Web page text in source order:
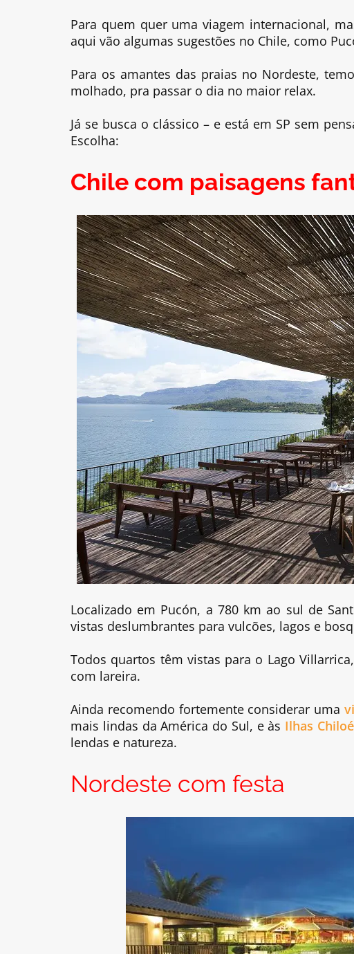
Para quem quer uma viagem internacional,
aqui vão algumas sugestões no Chile, como
Para os amantes das praias no Nordeste,
molhado, pra passar o dia no maior relax.
Já se busca o clássico – e está em SP sem
Escolha:
Chile com paisagens
Localizado em Pucón, a 780 km ao sul de
vistas deslumbrantes para vulcões, lagos e
Todos quartos têm vistas para o Lago
com lareira.
Ainda recomendo fortemente considerar uma
mais lindas da América do Sul, e às Ilhas
lendas e natureza.
Nordeste com festa